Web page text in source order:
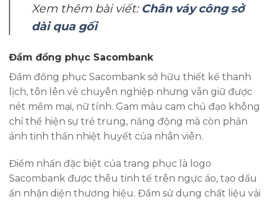
Xem thêm bài viết: Chân váy công sở
dài qua gối
Đầm đồng phục Sacombank
Đầm đồng phục Sacombank sở hữu thiết kế thanh
lịch, tôn lên vẻ chuyên nghiệp nhưng vẫn giữ được
nét mềm mại, nữ tính. Gam màu cam chủ đạo không
chỉ thể hiện sự trẻ trung, năng động mà còn phản
ánh tinh thần nhiệt huyết của nhân viên.
Điểm nhấn đặc biệt của trang phục là logo
Sacombank được thêu tinh tế trên ngực áo, tạo dấu
ấn nhận diện thương hiệu. Đầm sử dụng chất liệu vải